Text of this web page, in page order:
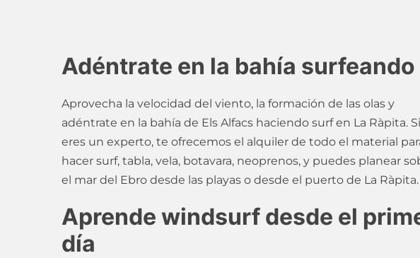
Adéntrate en la bahía surfeando
Aprovecha la velocidad del viento, la formación de las olas y
adéntrate en la bahía de Els Alfacs haciendo surf en La Ràpita. Si
eres un experto, te ofrecemos el alquiler de todo el material
hacer surf, tabla, vela, botavara, neoprenos, y puedes planear
el mar del Ebro desde las playas o desde el puerto de La Ràpita.
Aprende windsurf desde el
día